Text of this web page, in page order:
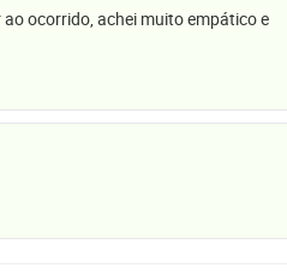
ocorrido, achei muito empático e